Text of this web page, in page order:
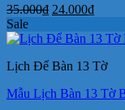
35.000₫ Giá
là:
24.000₫Giá
tại
Sale
Lịch Để Bàn 13 Tờ
Mẫu Lịch Bàn 13 Tờ